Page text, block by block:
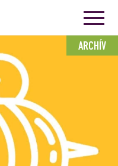
ARCHÍV